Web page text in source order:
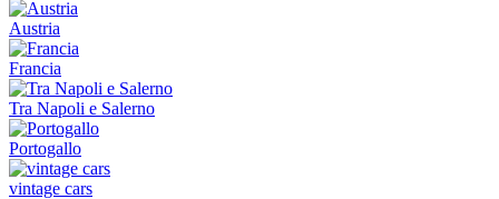
Austria
Francia
Tra Napoli e Salerno
Portogallo
vintage cars